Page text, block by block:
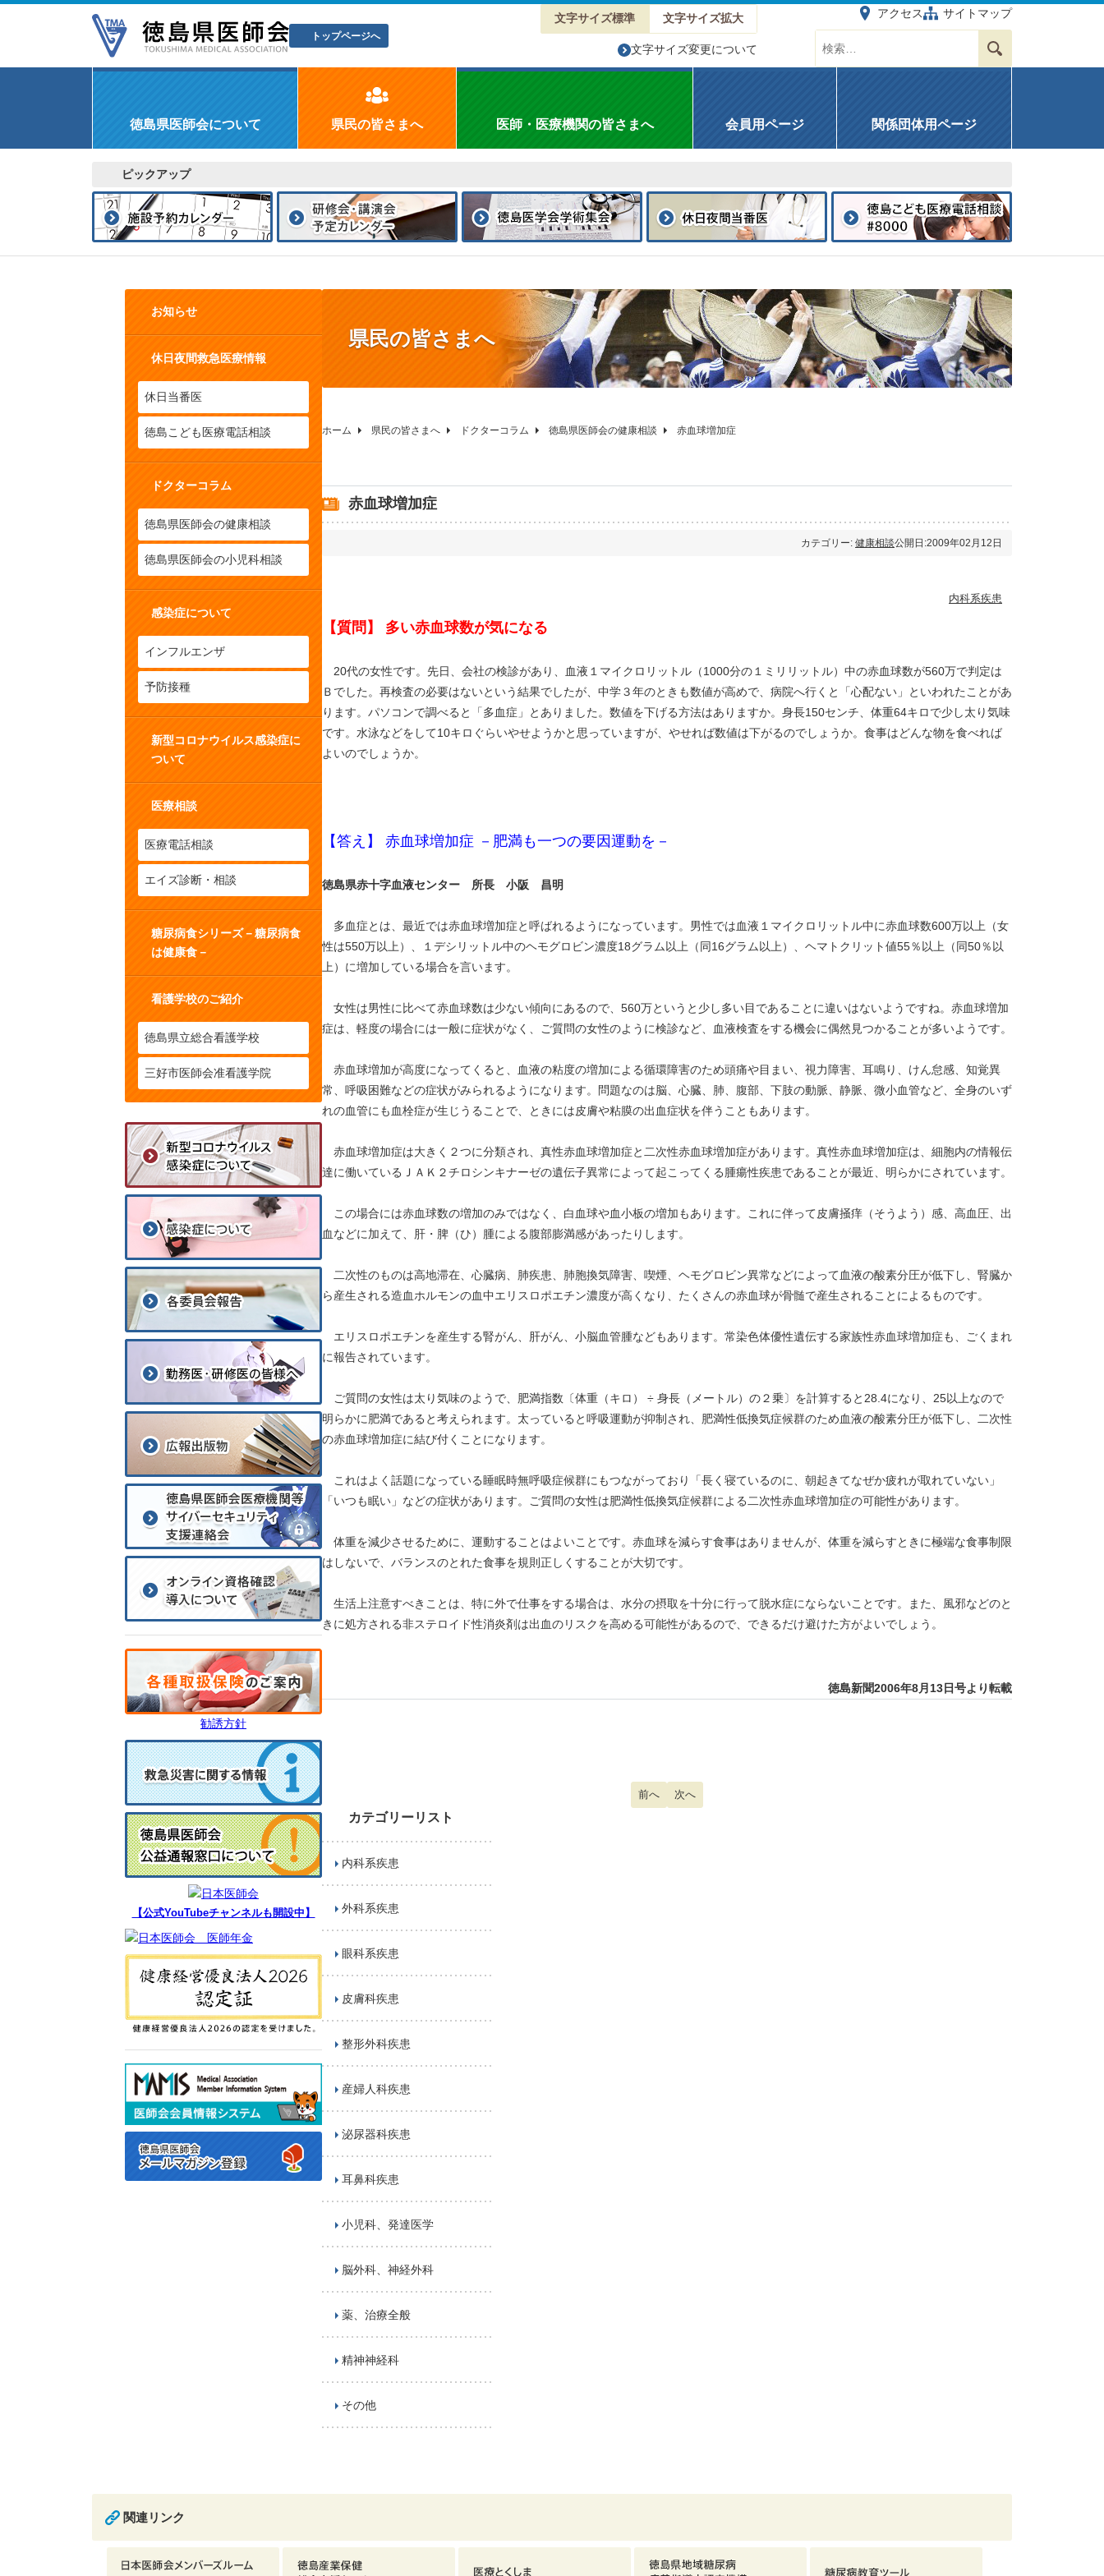
トップページへ
文字サイズ標準 文字サイズ拡大
文字サイズ変更について
アクセス
サイトマップ
徳島県医師会について 県民の皆さまへ 医師・医療機関の皆さまへ 会員用ページ 関係団体用ページ
ピックアップ
県民の皆さまへ
ホーム 県民の皆さまへ ドクターコラム 徳島県医師会の健康相談 赤血球増加症
赤血球増加症
カテゴリー: 健康相談公開日:2009年02月12日
内科系疾患
【質問】 多い赤血球数が気になる
20代の女性です。先日、会社の検診があり、血液１マイクロリットル（1000分の１ミリリットル）中の赤血球数が560万で判定は
Ｂでした。再検査の必要はないという結果でしたが、中学３年のときも数値が高めで、病院へ行くと「心配ない」といわれたことがあ
ります。パソコンで調べると「多血症」とありました。数値を下げる方法はありますか。身長150センチ、体重64キロで少し太り気味
です。水泳などをして10キロぐらいやせようかと思っていますが、やせれば数値は下がるのでしょうか。食事はどんな物を食べれば
よいのでしょうか。
【答え】 赤血球増加症 －肥満も一つの要因運動を－
徳島県赤十字血液センター 所長 小阪 昌明
多血症とは、最近では赤血球増加症と呼ばれるようになっています。男性では血液１マイクロリットル中に赤血球数600万以上（女
性は550万以上）、１デシリットル中のヘモグロビン濃度18グラム以上（同16グラム以上）、ヘマトクリット値55％以上（同50％以
上）に増加している場合を言います。
女性は男性に比べて赤血球数は少ない傾向にあるので、560万というと少し多い目であることに違いはないようですね。赤血球増加
症は、軽度の場合には一般に症状がなく、ご質問の女性のように検診など、血液検査をする機会に偶然見つかることが多いようです。
赤血球増加が高度になってくると、血液の粘度の増加による循環障害のため頭痛や目まい、視力障害、耳鳴り、けん怠感、知覚異
常、呼吸困難などの症状がみられるようになります。問題なのは脳、心臓、肺、腹部、下肢の動脈、静脈、微小血管など、全身のいず
れの血管にも血栓症が生じうることで、ときには皮膚や粘膜の出血症状を伴うこともあります。
赤血球増加症は大きく２つに分類され、真性赤血球増加症と二次性赤血球増加症があります。真性赤血球増加症は、細胞内の情報伝
達に働いているＪＡＫ２チロシンキナーゼの遺伝子異常によって起こってくる腫瘍性疾患であることが最近、明らかにされています。
この場合には赤血球数の増加のみではなく、白血球や血小板の増加もあります。これに伴って皮膚掻痒（そうよう）感、高血圧、出
血などに加えて、肝・脾（ひ）腫による腹部膨満感があったりします。
二次性のものは高地滞在、心臓病、肺疾患、肺胞換気障害、喫煙、ヘモグロビン異常などによって血液の酸素分圧が低下し、腎臓か
ら産生される造血ホルモンの血中エリスロポエチン濃度が高くなり、たくさんの赤血球が骨髄で産生されることによるものです。
エリスロポエチンを産生する腎がん、肝がん、小脳血管腫などもあります。常染色体優性遺伝する家族性赤血球増加症も、ごくまれ
に報告されています。
ご質問の女性は太り気味のようで、肥満指数〔体重（キロ） ÷ 身長（メートル）の２乗〕を計算すると28.4になり、25以上なので
明らかに肥満であると考えられます。太っていると呼吸運動が抑制され、肥満性低換気症候群のため血液の酸素分圧が低下し、二次性
の赤血球増加症に結び付くことになります。
これはよく話題になっている睡眠時無呼吸症候群にもつながっており「長く寝ているのに、朝起きてなぜか疲れが取れていない」
「いつも眠い」などの症状があります。ご質問の女性は肥満性低換気症候群による二次性赤血球増加症の可能性があります。
体重を減少させるために、運動することはよいことです。赤血球を減らす食事はありませんが、体重を減らすときに極端な食事制限
はしないで、バランスのとれた食事を規則正しくすることが大切です。
生活上注意すべきことは、特に外で仕事をする場合は、水分の摂取を十分に行って脱水症にならないことです。また、風邪などのと
きに処方される非ステロイド性消炎剤は出血のリスクを高める可能性があるので、できるだけ避けた方がよいでしょう。
徳島新聞2006年8月13日号より転載
前の記事へ: 冷え性と肩凝り
前へ 次の記事へ: 慢性扁桃炎
次へ
カテゴリーリスト
内科系疾患
外科系疾患
眼科系疾患
皮膚科疾患
整形外科疾患
産婦人科疾患
泌尿器科疾患
耳鼻科疾患
小児科、発達医学
脳外科、神経外科
薬、治療全般
精神神経科
その他
お知らせ
休日夜間救急医療情報
休日当番医
徳島こども医療電話相談
ドクターコラム
徳島県医師会の健康相談
徳島県医師会の小児科相談
感染症について
インフルエンザ
予防接種
新型コロナウイルス感染症に
ついて
医療相談
医療電話相談
エイズ診断・相談
糖尿病食シリーズ－糖尿病食
は健康食－
看護学校のご紹介
徳島県立総合看護学校
三好市医師会准看護学院
勧誘方針
【公式YouTubeチャンネルも開設中】
関連リンク